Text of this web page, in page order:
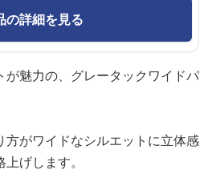
の詳細を見る
が魅力の、グレータックワイドパ
方がワイドなシルエットに立体感
げします。